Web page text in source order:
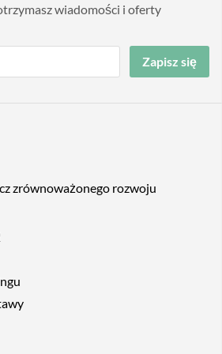
wiadomości i oferty
Zapisz się
zrównoważonego rozwoju